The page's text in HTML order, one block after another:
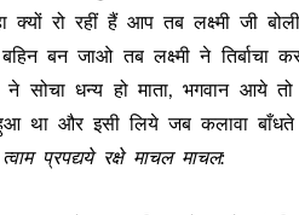
रो रहीं हैं आप तब लक्ष्मी जी
बन जाओ तब लक्ष्मी ने तिर्बाचा
ने सोचा धन्य हो माता, भगवान
था और इसी लिये जब कलावा बाँधते
प्रपद्यये रक्षे माचल माचल: